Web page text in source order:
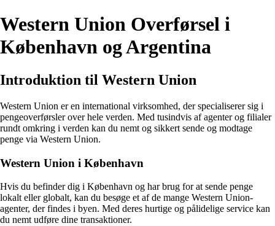
Western Union Overførsel i
København og Argentina
Introduktion til Western Union
Western Union er en international virksomhed, der specialiserer sig i
pengeoverførsler over hele verden. Med tusindvis af agenter og filialer
rundt omkring i verden kan du nemt og sikkert sende og modtage
penge via Western Union.
Western Union i København
Hvis du befinder dig i København og har brug for at sende penge
lokalt eller globalt, kan du besøge et af de mange Western Union-
agenter, der findes i byen. Med deres hurtige og pålidelige service kan
du nemt udføre dine transaktioner.